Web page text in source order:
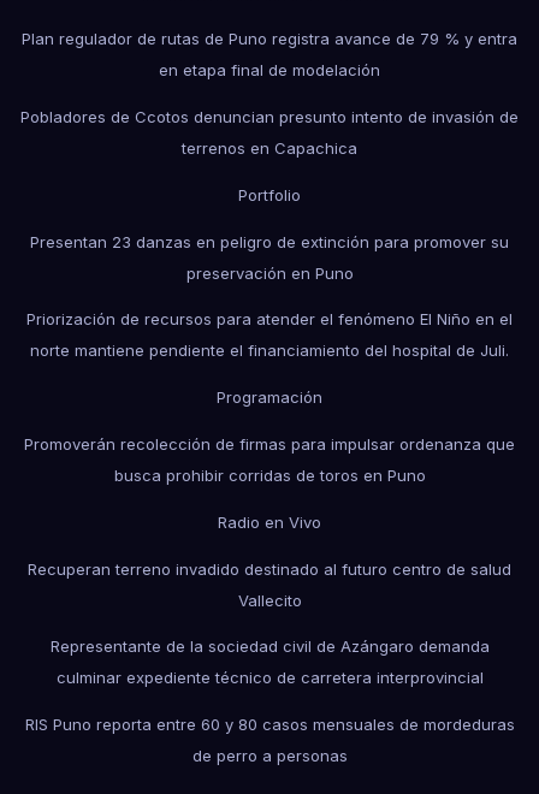
Plan regulador de rutas de Puno registra avance de 79 % y entra
en etapa final de modelación
Pobladores de Ccotos denuncian presunto intento de invasión de
terrenos en Capachica
Portfolio
Presentan 23 danzas en peligro de extinción para promover su
preservación en Puno
Priorización de recursos para atender el fenómeno El Niño en el
norte mantiene pendiente el financiamiento del hospital de Juli.
Programación
Promoverán recolección de firmas para impulsar ordenanza que
busca prohibir corridas de toros en Puno
Radio en Vivo
Recuperan terreno invadido destinado al futuro centro de salud
Vallecito
Representante de la sociedad civil de Azángaro demanda
culminar expediente técnico de carretera interprovincial
RIS Puno reporta entre 60 y 80 casos mensuales de mordeduras
de perro a personas